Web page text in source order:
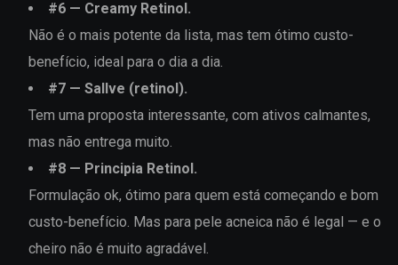
#6 — Creamy Retinol.
Não é o mais potente da lista, mas tem ótimo custo-
benefício, ideal para o dia a dia.
#7 — Sallve (retinol).
Tem uma proposta interessante, com ativos calmantes,
mas não entrega muito.
#8 — Principia Retinol.
Formulação ok, ótimo para quem está começando e bom
custo-benefício. Mas para pele acneica não é legal — e o
cheiro não é muito agradável.